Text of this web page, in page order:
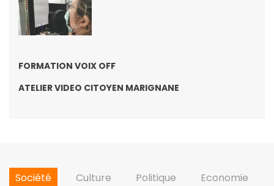
FORMATION VOIX OFF
ATELIER VIDEO CITOYEN MARIGNANE
Société Culture Politique
Economie